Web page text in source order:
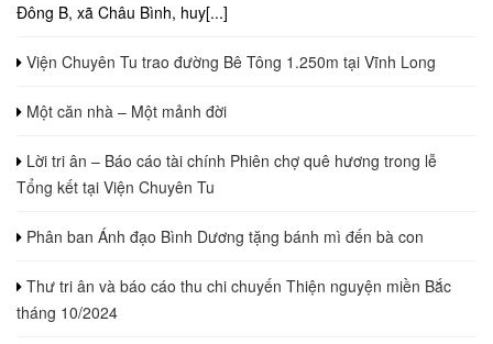
Đông B, xã Châu Bình, huy[...]
Viện Chuyên Tu trao đường Bê Tông 1.250m tại Vĩnh Long
Một căn nhà – Một mảnh đời
Lời tri ân – Báo cáo tài chính Phiên chợ quê hương trong lễ
Tổng kết tại Viện Chuyên Tu
Phân ban Ánh đạo Bình Dương tặng bánh mì đến bà con
Thư tri ân và báo cáo thu chi chuyến Thiện nguyện miền Bắc
tháng 10/2024